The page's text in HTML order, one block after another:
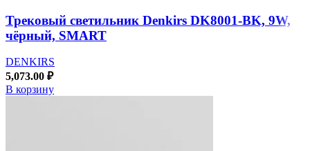
Трековый светильник Denkirs DK8001-BK, 9W,
чёрный, SMART
DENKIRS
5,073.00 ₽
В корзину